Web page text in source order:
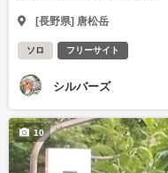
[長野県] 唐松岳
ソロ フリーサイト
シルバーズ
10